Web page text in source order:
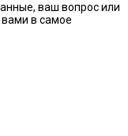
ваш вопрос или
в самое